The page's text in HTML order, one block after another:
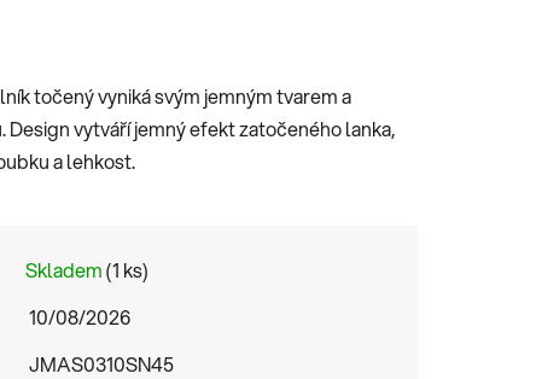
točený vyniká svým jemným tvarem a
vytváří jemný efekt zatočeného lanka,
a lehkost.
Skladem(1 ks)
10/08/2026
JMAS0310SN45